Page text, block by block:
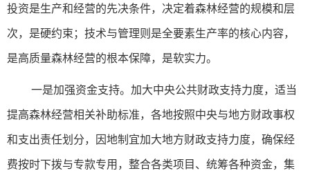
投资是生产和经营的先决条件，决定着森林经营的规模和层
次，是硬约束；技术与管理则是全要素生产率的核心内容，
是高质量森林经营的根本保障，是软实力。
一是加强资金支持。加大中央公共财政支持力度，适当
提高森林经营相关补助标准，各地按照中央与地方财政事权
和支出责任划分，因地制宜加大地方财政支持力度，确保经
费按时下拨与专款专用，整合各类项目、统筹各种资金，集